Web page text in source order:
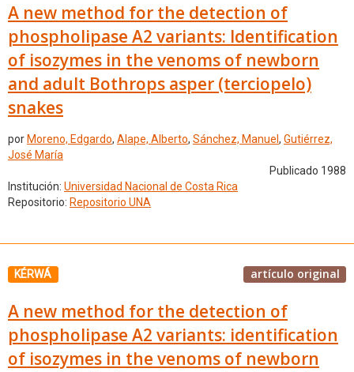
A new method for the detection of
phospholipase A2 variants: Identification
of isozymes in the venoms of newborn
and adult Bothrops asper (terciopelo)
snakes
por Moreno, Edgardo, Alape, Alberto, Sánchez, Manuel , Gutiérrez,
José María
Publicado 1988
Institución: Universidad Nacional de Costa Rica
Repositorio: Repositorio UNA
KÉRWÁ artículo original
A new method for the detection of
phospholipase A2 variants: identification
of isozymes in the venoms of newborn